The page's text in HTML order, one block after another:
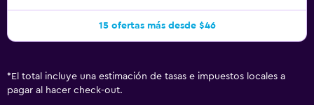
15 ofertas más desde $46
* El total incluye una estimación de tasas e impuestos locales a
pagar al hacer check-out.